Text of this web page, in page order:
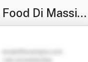
Di Massimo